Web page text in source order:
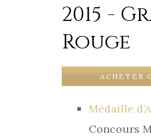
2015 -
Rouge
ACHETER
Médaille
Concours